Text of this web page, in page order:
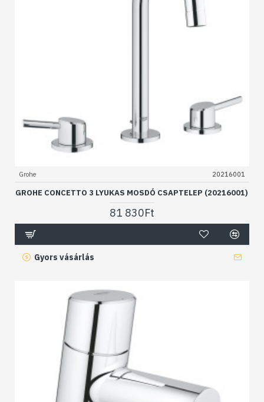
Grohe 20216001
GROHE CONCETTO 3 LYUKAS MOSDÓ CSAPTELEP (20216001)
81 830Ft
Gyors vásárlás